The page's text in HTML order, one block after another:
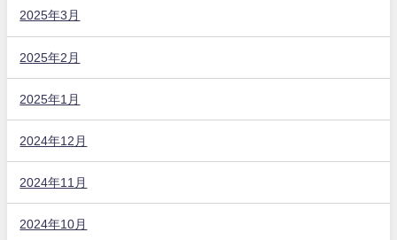
2025年3月
2025年2月
2025年1月
2024年12月
2024年11月
2024年10月